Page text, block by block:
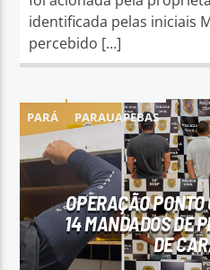
identificada pelas iniciais
percebido […]
PARÁ PARAUAPEBAS
OPERAÇÃO
14 MANDADOS DE
DE